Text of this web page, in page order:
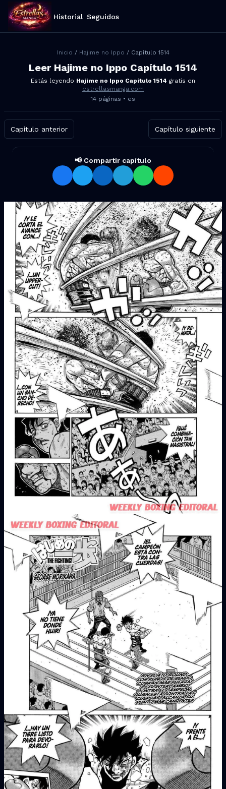
Historial Seguidos
Inicio / Hajime no Ippo / Capítulo 1514
Leer Hajime no Ippo Capítulo 1514
Estás leyendo Hajime no Ippo Capítulo 1514 gratis en
estrellasmanga.com
14 páginas • es
Capítulo anterior Capítulo siguiente
📢 Compartir capítuloCompartir Hajime no Ippo